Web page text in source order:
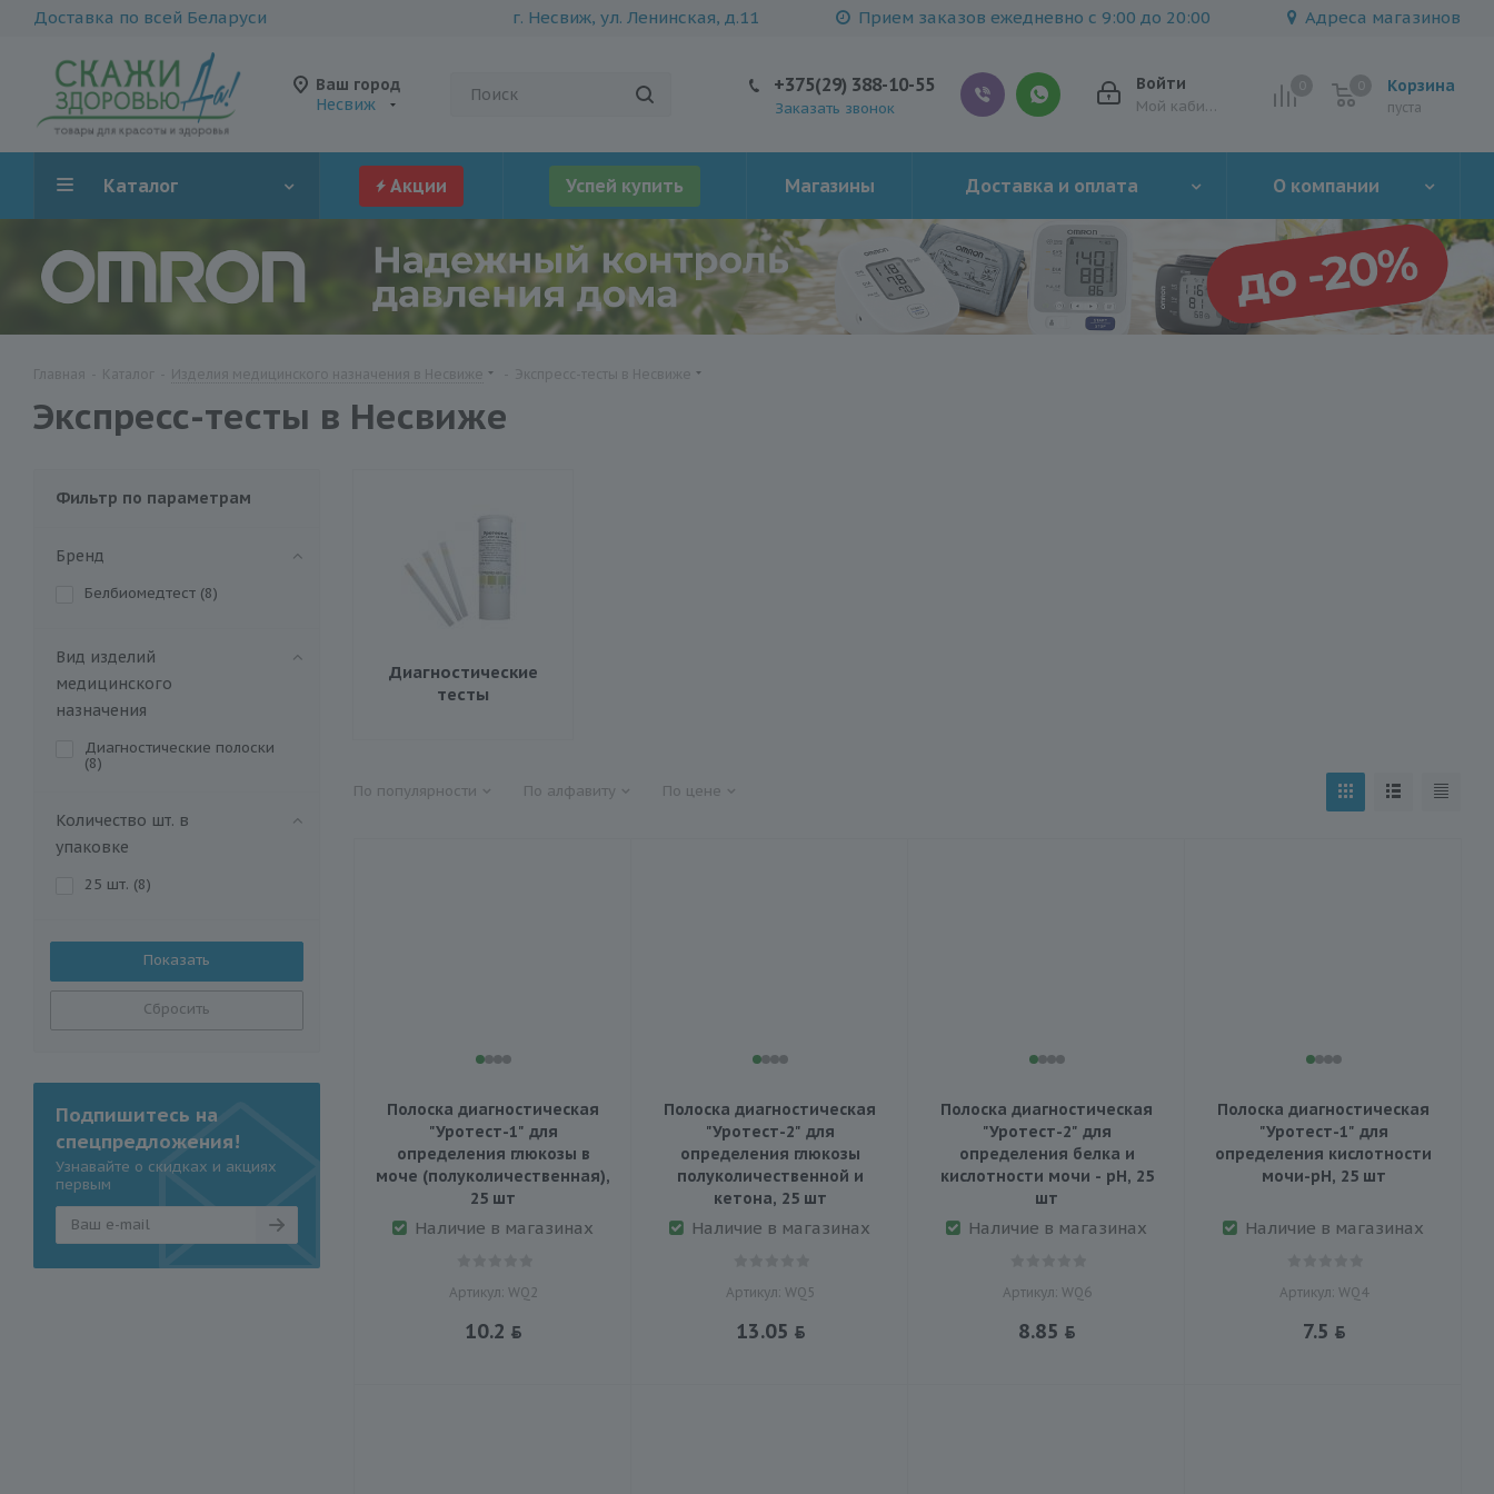
Доставка по всей Беларуси г. Несвиж, ул. Ленинская, д.11 Прием заказов ежедневно с 9:00 до 20:00 Адреса магазинов
Ваш город
Несвиж
Корзина
пуста
Войти
Мой кабинет
+375(29) 388-10-55
Заказать звонок
Каталог Акции Успей купить Магазины Доставка и оплата О компании
Экспресс-тесты в Несвиже
Диагностические
тесты
По популярности По алфавиту По цене
Полоска диагностическая
"Уротест-1" для
определения глюкозы в
моче (полуколичественная),
25 шт
Наличие в магазинах
Артикул: WQ2
10.2
Полоска диагностическая
"Уротест-2" для
определения глюкозы
полуколичественной и
кетона, 25 шт
Наличие в магазинах
Артикул: WQ5
13.05
Полоска диагностическая
"Уротест-2" для
определения белка и
кислотности мочи - pH, 25
шт
Наличие в магазинах
Артикул: WQ6
8.85
Полоска диагностическая
"Уротест-1" для
определения кислотности
мочи-pH, 25 шт
Наличие в магазинах
Артикул: WQ4
7.5
Фильтр по параметрам
Бренд
Белбиомедтест (8)
Вид изделий
медицинского
назначения
Диагностические полоски
(8)
Количество шт. в
упаковке
25 шт. (8)
Сбросить
Подпишитесь на
спецпредложения!
Узнавайте о скидках и акциях
первым